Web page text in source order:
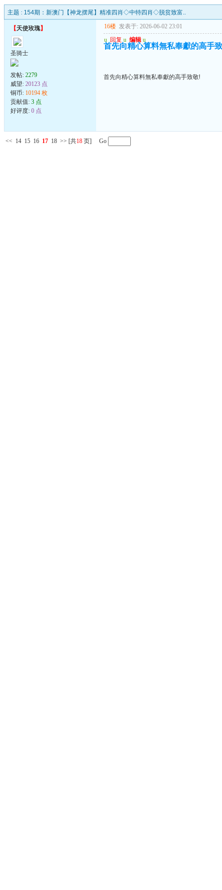
主题 : 154期：新澳门【神龙摆尾】精准四肖◇中特四肖◇脱贫致富..
【天使玫瑰】
圣骑士
发帖: 2279
威望: 20123 点
铜币: 10194 枚
贡献值: 3 点
好评度: 0 点
16楼 发表于: 2026-06-02 23:01
u 回复 u 编辑 u
首先向精心算料無私奉獻的高手
首先向精心算料無私奉獻的高手致敬!
<< 14 15 16 17 18 >> [共18 页] Go